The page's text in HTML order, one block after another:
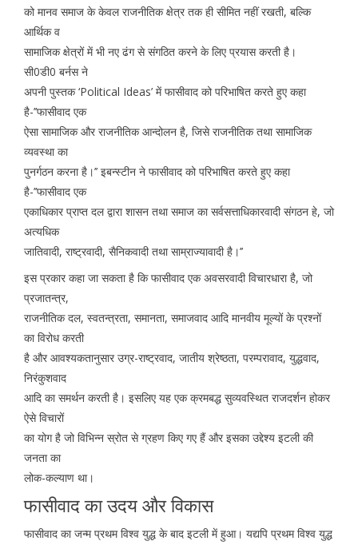
को मानव समाज के केवल राजनीतिक क्षेत्र तक ही सीमित नहीं रखती, बल्कि
आर्थिक व
सामाजिक क्षेत्रों में भी नए ढंग से संगठित करने के लिए प्रयास करती है।
सी0डी0 बर्नस ने
अपनी पुस्तक ‘Political Ideas’ में फासीवाद को परिभाषित करते हुए कहा
है-’’फासीवाद एक
ऐसा सामाजिक और राजनीतिक आन्दोलन है, जिसे राजनीतिक तथा सामाजिक
व्यवस्था का
पुनर्गठन करना है।’’ इबन्स्टीन ने फासीवाद को परिभाषित करते हुए कहा
है-’’फासीवाद एक
एकाधिकार प्राप्त दल द्वारा शासन तथा समाज का सर्वसत्ताधिकारवादी संगठन हे, जो
अत्यधिक
जातिवादी, राष्ट्रवादी, सैनिकवादी तथा साम्राज्यावादी है।’’
इस प्रकार कहा जा सकता है कि फासीवाद एक अवसरवादी विचारधारा है, जो
प्रजातन्त्र,
राजनीतिक दल, स्वतन्त्रता, समानता, समाजवाद आदि मानवीय मूल्यों के प्रश्नों
का विरोध करती
है और आवश्यकतानुसार उग्र-राष्ट्रवाद, जातीय श्रेष्ठता, परम्परावाद, युद्धवाद,
निरंकुशवाद
आदि का समर्थन करती है। इसलिए यह एक क्रमबद्ध सुव्यवस्थित राजदर्शन होकर
ऐसे विचारों
का योग है जो विभिन्न स्रोत से ग्रहण किए गए हैं और इसका उद्देश्य इटली की
जनता का
लोक-कल्याण था।
फासीवाद का उदय और विकास
फासीवाद का जन्म प्रथम विश्व युद्ध के बाद इटली में हुआ। यद्यपि प्रथम विश्व युद्ध